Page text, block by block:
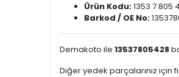
Ürün Kodu:1353 7 805
Barkod / OE No:
Demakoto ile 13537805428
Diğer yedek parçalarınız için